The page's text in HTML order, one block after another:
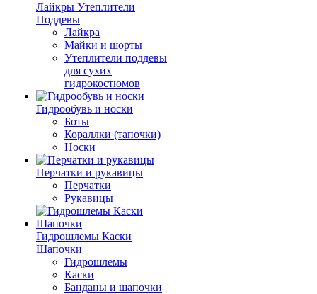
Лайкры Утеплители
Поддевы
Лайкра
Майки и шорты
Утеплители поддевы
для сухих
гидрокостюмов
Гидрообувь и носки
Боты
Кораллки (тапочки)
Носки
Перчатки и рукавицы
Перчатки
Рукавицы
Гидрошлемы Каски
Шапочки
Гидрошлемы
Каски
Банданы и шапочки